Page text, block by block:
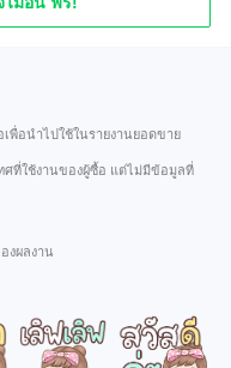
เพื่อนำไปใช้ในรายงานยอดขาย
ศที่ใช้งานของผู้ซื้อ แต่ไม่มีข้อมูลที่
งผลงาน